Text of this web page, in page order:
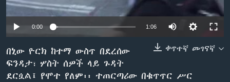
0:00 1:06
ቀጥተኛ መገናኛ
በኒው ዮርክ ከተማ ውስጥ በደረሰው
ፍንዳታ፣ ሦስት ሰዎች ላይ ጉዳት
ደርሷል፤ የሞተ የለም፡፡ ተጠርጣሪው በቁጥጥር ሥር